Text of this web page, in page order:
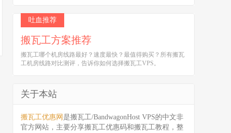
吐血推荐
搬瓦工方案推荐
搬瓦工哪个机房线路最好？速度最快？最值得购买？所有搬瓦
工机房线路对比测评，告诉你如何选择搬瓦工VPS。
关于本站
搬瓦工优惠网 是搬瓦工/BandwagonHost VPS的中文非
官方网站，主要分享搬瓦工优惠码和搬瓦工教程，整